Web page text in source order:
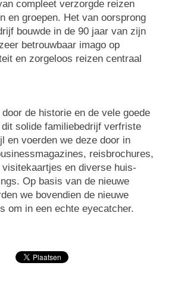
compleet verzorgde reizen
en groepen. Het van oorsprong
bouwde in de 90 jaar van zijn
betrouwbaar imago op
en zorgeloos reizen centraal
de historie en de vele goede
solide familiebedrijf verfriste
en voerden we deze door in
reisbrochures,
en diverse huis-
Op basis van de nieuwe
we bovendien de nieuwe
om in een echte eyecatcher.